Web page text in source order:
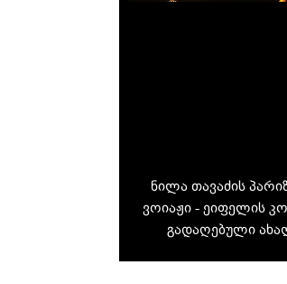
ნილა თავაძის
ვოიაჟი - ეიფელის
გადაღებული